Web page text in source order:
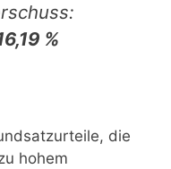
%
die
hohem